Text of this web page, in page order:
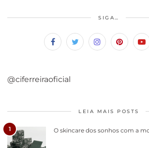
SIGA…
@ciferreiraoficial
LEIA MAIS POSTS
1 O skincare dos sonhos com a